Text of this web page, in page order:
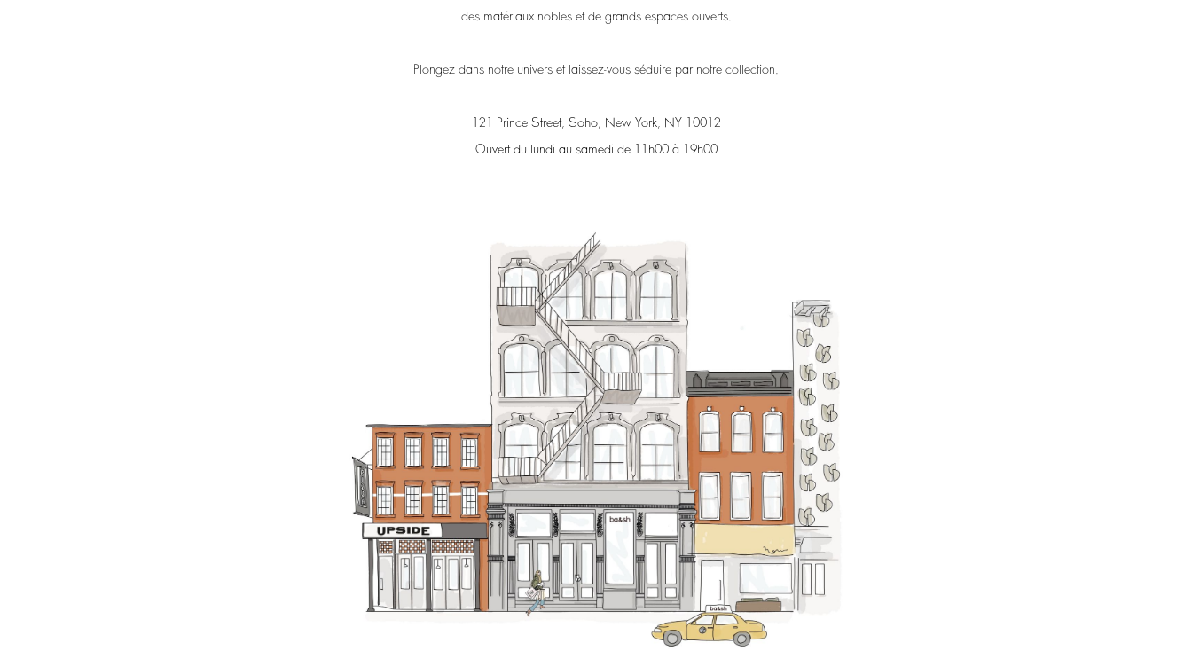
des matériaux nobles et de grands espaces ouverts.
Plongez dans notre univers et laissez-vous séduire par notre collection.
121 Prince Street, Soho, New York, NY 10012
Ouvert du lundi au samedi de 11h00 à 19h00